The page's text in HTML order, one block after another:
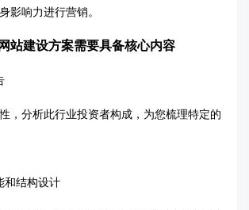
影响力进行营销。
站建设方案需要具备核心内容
，分析此行业投资者构成，为您梳理特定的
和结构设计